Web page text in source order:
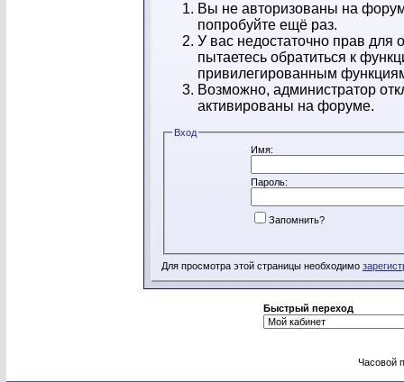
Вы не авторизованы на
попробуйте ещё раз.
У вас недостаточно прав
пытаетесь обратиться к
привилегированным
Возможно, администратор
активированы на форуме.
Вход
Имя:
Пароль:
Запомнить?
Для просмотра этой страницы необходимо
Быстрый переход
Часовой